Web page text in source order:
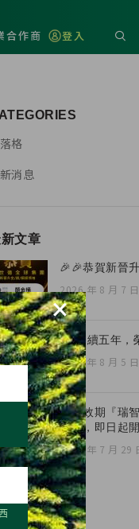
合作商 登入
格
消息
文章
🎉🎉恭賀新晉
2026 年 8 月 7 日
🏆 連續五年，
2026 年 8 月 5 日
全新效期『瑞
囊』，即日起開
2026 年 7 月 29
×